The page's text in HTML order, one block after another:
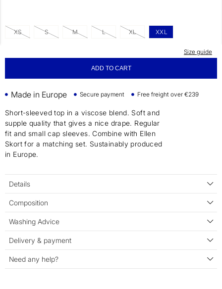
XS S M L XL XXL
Size guide
ADD TO CART
Made in Europe Secure payment Free freight over €239
Short-sleeved top in a viscose blend. Soft and
supple quality that gives a nice drape. Regular
fit and small cap sleeves. Combine with Ellen
Skort for a matching set. Sustainably produced
in Europe.
Details
Composition
Washing Advice
Delivery & payment
Need any help?